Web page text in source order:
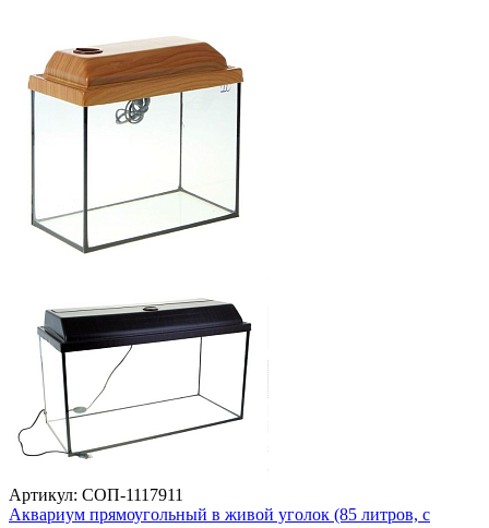
Артикул: СОП-1117911
Аквариум прямоугольный в живой уголок (85 литров, с